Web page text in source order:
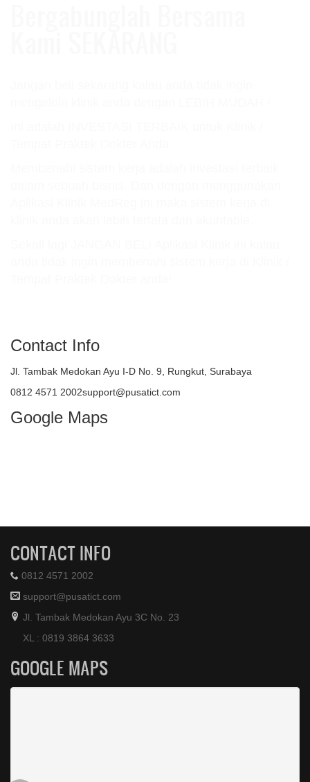
Contact Info
Jl. Tambak Medokan Ayu I-D No. 9, Rungkut, Surabaya
0812 4571 2002support@pusatict.com
Google Maps
CONTACT INFO
0812 4571 2002
support@pusatict.com
Jl. Tambak Medokan Ayu 3C No. 23
XL : 0819 3864 3633
GOOGLE MAPS